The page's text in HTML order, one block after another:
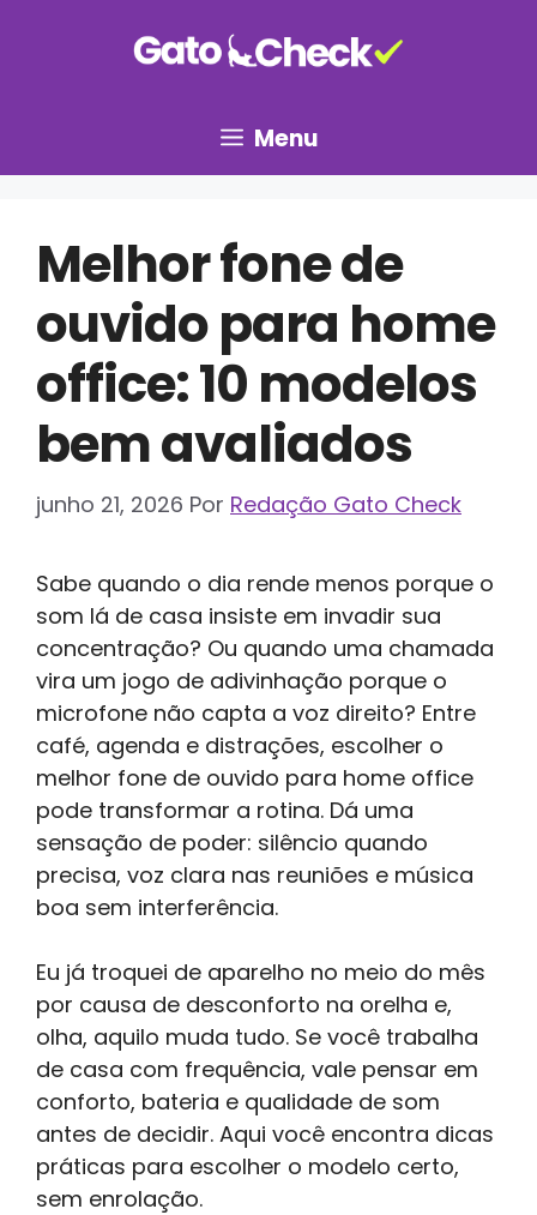
Menu
Melhor fone de
ouvido para home
office: 10 modelos
bem avaliados
junho 21, 2026 Por Redação Gato Check
Sabe quando o dia rende menos porque o
som lá de casa insiste em invadir sua
concentração? Ou quando uma chamada
vira um jogo de adivinhação porque o
microfone não capta a voz direito? Entre
café, agenda e distrações, escolher o
melhor fone de ouvido para home office
pode transformar a rotina. Dá uma
sensação de poder: silêncio quando
precisa, voz clara nas reuniões e música
boa sem interferência.
Eu já troquei de aparelho no meio do mês
por causa de desconforto na orelha e,
olha, aquilo muda tudo. Se você trabalha
de casa com frequência, vale pensar em
conforto, bateria e qualidade de som
antes de decidir. Aqui você encontra dicas
práticas para escolher o modelo certo,
sem enrolação.